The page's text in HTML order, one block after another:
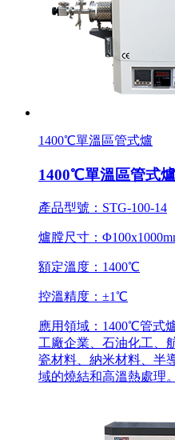
1400℃單溫區管式爐
1400℃單溫區管式爐
產品型號：STG-100-14
爐膛尺寸：
額定溫度：1400℃
控溫精度：±1℃
應用領域：1400℃管式
工廠企業、石油化工、
瓷材料、納米材料、半
域的燒結和高溫熱處理。